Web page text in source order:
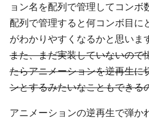
ョン名を配列で管理してコンボ
配列で管理すると何コンボ目に
がわかりやすくなるかと思いま
また、まだ実装していないので
たらアニメーションを逆再生に
ンとするみたいなこともできる
アニメーションの逆再生で弾か